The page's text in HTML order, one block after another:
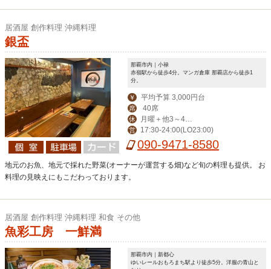
居酒屋 創作料理 沖縄料理
銀盃
那覇市内｜小禄
赤嶺駅から徒歩4分。マンガ倉庫 那覇店から徒歩1
分。
￥ 平均予算 3,000円台
席 40席
休
変動でお休み
営 17:30-24:00(LO23:00)
090-9471-8580
地元のお魚、地元で採れた野菜(オーナーが運営する畑)など旬の料理も提供。 お
料理の見映えにもこだわっております。
居酒屋 創作料理 沖縄料理 和食 その他
魚彩工房 一鮮満
那覇市内｜新都心
ゆいレールおもろまち駅より徒歩5分。洋服の青山と